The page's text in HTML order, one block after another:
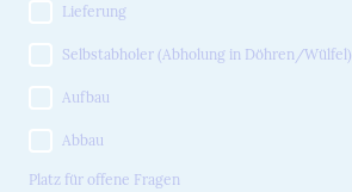
Lieferung
Selbstabholer (Abholung in Döhren/Wülfel)
Aufbau
Abbau
Platz für offene Fragen